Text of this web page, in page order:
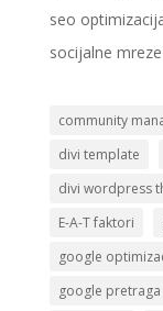
seo
socijalne mreze
community
divi template
divi wordpress
E-A-T faktori
google
google pretraga